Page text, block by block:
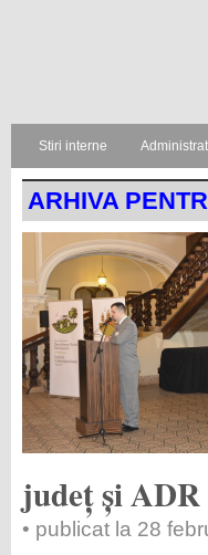
Stiri interne
ARHIVA
județ și ADR
• publicat la 28